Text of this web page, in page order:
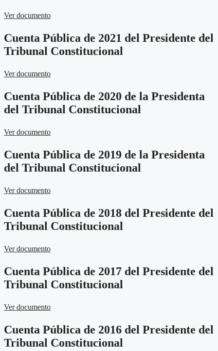
Ver documento
Cuenta Pública de 2021 del Presidente del
Tribunal Constitucional
Ver documento
Cuenta Pública de 2020 de la Presidenta
del Tribunal Constitucional
Ver documento
Cuenta Pública de 2019 de la Presidenta
del Tribunal Constitucional
Ver documento
Cuenta Pública de 2018 del Presidente del
Tribunal Constitucional
Ver documento
Cuenta Pública de 2017 del Presidente del
Tribunal Constitucional
Ver documento
Cuenta Pública de 2016 del Presidente del
Tribunal Constitucional